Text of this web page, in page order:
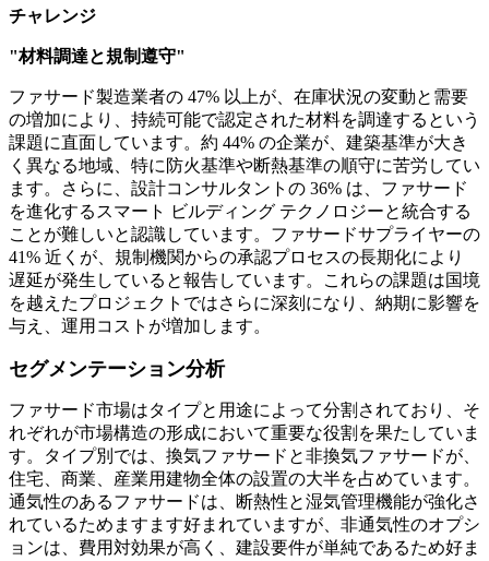
チャレンジ
"材料調達と規制遵守"
ファサード製造業者の 47% 以上が、在庫状況の変動と需要
の増加により、持続可能で認定された材料を調達するという
課題に直面しています。約 44% の企業が、建築基準が大き
く異なる地域、特に防火基準や断熱基準の順守に苦労してい
ます。さらに、設計コンサルタントの 36% は、ファサード
を進化するスマート ビルディング テクノロジーと統合する
ことが難しいと認識しています。ファサードサプライヤーの
41% 近くが、規制機関からの承認プロセスの長期化により
遅延が発生していると報告しています。これらの課題は国境
を越えたプロジェクトではさらに深刻になり、納期に影響を
与え、運用コストが増加します。
セグメンテーション分析
ファサード市場はタイプと用途によって分割されており、そ
れぞれが市場構造の形成において重要な役割を果たしていま
す。タイプ別では、換気ファサードと非換気ファサードが、
住宅、商業、産業用建物全体の設置の大半を占めています。
通気性のあるファサードは、断熱性と湿気管理機能が強化さ
れているためますます好まれていますが、非通気性のオプシ
ョンは、費用対効果が高く、建設要件が単純であるため好ま